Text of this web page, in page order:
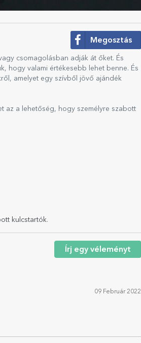
Megosztás
csomagolásban adják át őket. És
hogy valami értékesebb lehet benne. És
amelyet egy szívből jövő ajándék
az a lehetőség, hogy személyre szabott
kulcstartók.
Írj egy véleményt
09 Február 2022